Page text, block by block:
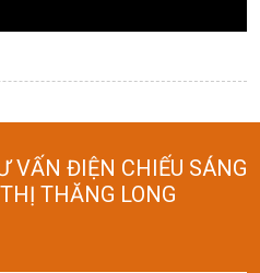
VẤN ĐIỆN CHIẾU SÁNG
THĂNG LONG